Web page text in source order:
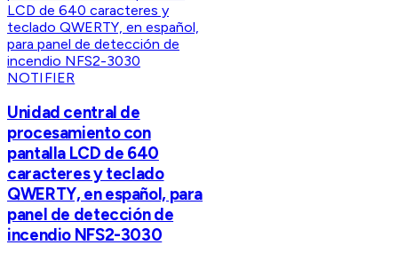
NOTIFIER
Unidad central de
procesamiento con
pantalla LCD de 640
caracteres y teclado
QWERTY, en español, para
panel de detección de
incendio NFS2-3030